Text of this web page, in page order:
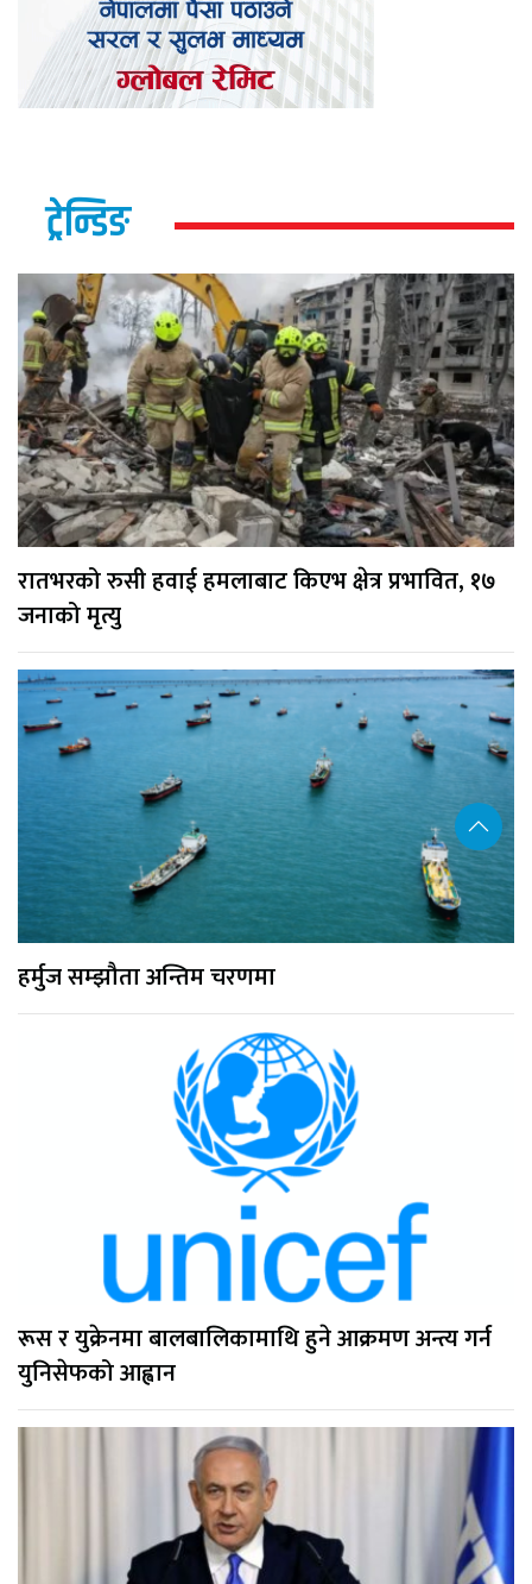
ट्रेन्डिङ
रातभरको रुसी हवाई हमलाबाट किएभ क्षेत्र प्रभावित, १७
जनाको मृत्यु
हर्मुज सम्झौता अन्तिम चरणमा
रूस र युक्रेनमा बालबालिकामाथि हुने आक्रमण अन्त्य गर्न
युनिसेफको आह्वान